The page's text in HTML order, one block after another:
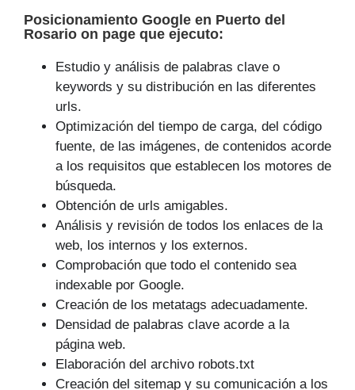
Posicionamiento Google en Puerto del
Rosario on page que ejecuto:
Estudio y análisis de palabras clave o
keywords y su distribución en las diferentes
urls.
Optimización del tiempo de carga, del código
fuente, de las imágenes, de contenidos acorde
a los requisitos que establecen los motores de
búsqueda.
Obtención de urls amigables.
Análisis y revisión de todos los enlaces de la
web, los internos y los externos.
Comprobación que todo el contenido sea
indexable por Google.
Creación de los metatags adecuadamente.
Densidad de palabras clave acorde a la
página web.
Elaboración del archivo robots.txt
Creación del sitemap y su comunicación a los